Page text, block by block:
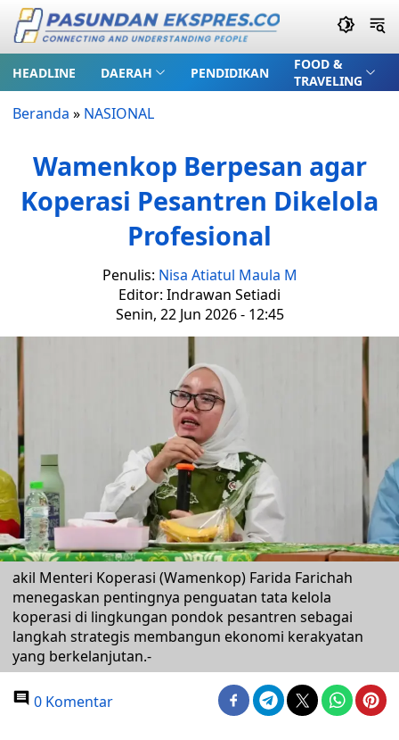
HEADLINE DAERAH PENDIDIKAN
FOOD &
TRAVELING
Beranda » NASIONAL
Wamenkop Berpesan agar
Koperasi Pesantren Dikelola
Profesional
Penulis: Nisa Atiatul Maula M
Editor: Indrawan Setiadi
Senin, 22 Jun 2026 - 12:45
akil Menteri Koperasi (Wamenkop) Farida Farichah
menegaskan pentingnya penguatan tata kelola
koperasi di lingkungan pondok pesantren sebagai
langkah strategis membangun ekonomi kerakyatan
yang berkelanjutan.-
0 Komentar